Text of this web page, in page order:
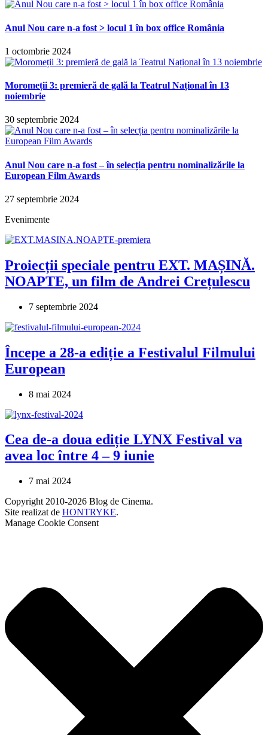
Anul Nou care n-a fost > locul 1 în box office România
1 octombrie 2024
Moromeții 3: premieră de gală la Teatrul Național în 13
noiembrie
30 septembrie 2024
Anul Nou care n-a fost – în selecția pentru nominalizările la
European Film Awards
27 septembrie 2024
Evenimente
Proiecții speciale pentru EXT. MAȘINĂ.
NOAPTE, un film de Andrei Crețulescu
7 septembrie 2024
Începe a 28-a ediție a Festivalul Filmului
European
8 mai 2024
Cea de-a doua ediție LYNX Festival va
avea loc între 4 – 9 iunie
7 mai 2024
Copyright 2010-2026 Blog de Cinema.
Site realizat de HONTRYKE.
Manage Cookie Consent